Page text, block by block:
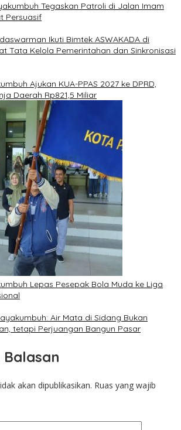
Tegaskan Patroli di Jalan Imam
Persuasif
Ikuti Bimtek ASWAKADA di
Tata Kelola Pemerintahan dan Sinkronisasi
Ajukan KUA-PPAS 2027 ke DPRD,
Daerah Rp821,5 Miliar
Lepas Pesepak Bola Muda ke Liga
Air Mata di Sidang Bukan
tetapi Perjuangan Bangun Pasar
akan dipublikasikan. Ruas yang wajib